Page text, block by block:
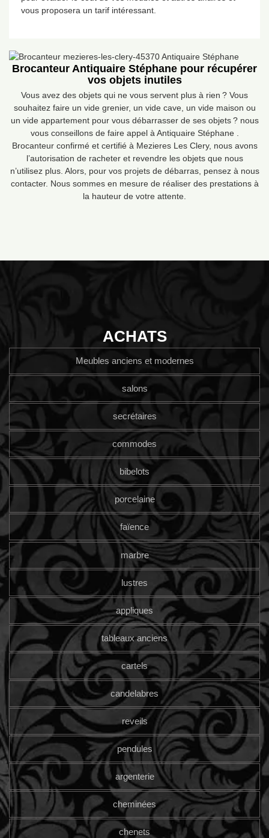
vous proposera un tarif intéressant.
Brocanteur Antiquaire Stéphane pour récupérer
vos objets inutiles
Vous avez des objets qui ne vous servent plus à rien ? Vous
souhaitez faire un vide grenier, un vide cave, un vide maison ou
un vide appartement pour vous débarrasser de ses objets ? nous
vous conseillons de faire appel à Antiquaire Stéphane .
Brocanteur confirmé et certifié à Mezieres Les Clery, nous avons
l’autorisation de racheter et revendre les objets que nous
n’utilisez plus. Alors, pour vos projets de débarras, pensez à nous
contacter. Nous sommes en mesure de réaliser des prestations à
la hauteur de votre attente.
ACHATS
Meubles anciens et modernes
salons
secrétaires
commodes
bibelots
porcelaine
faïence
marbre
lustres
appliques
tableaux anciens
cartels
candelabres
reveils
pendules
argenterie
cheminées
chenets